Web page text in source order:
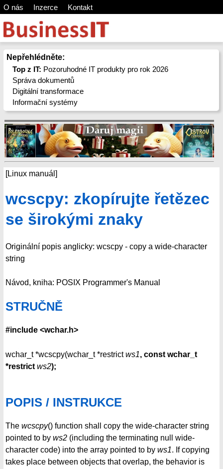
O nás Inzerce Kontakt
Nepřehlédněte:
Top z IT: Pozoruhodné IT produkty pro rok 2026
Správa dokumentů
Digitální transformace
Informační systémy
[Linux manuál]
wcscpy: zkopírujte řetězec
se širokými znaky
Originální popis anglicky: wcscpy - copy a wide-character
string
Návod, kniha: POSIX Programmer's Manual
STRUČNĚ
#include <wchar.h>
wchar_t *wcscpy(wchar_t *restrictws1, const wchar_t
*restrict ws2);
POPIS / INSTRUKCE
The wcscpy() function shall copy the wide-character string
pointed to by ws2 (including the terminating null wide-
character code) into the array pointed to by ws1. If copying
takes place between objects that overlap, the behavior is